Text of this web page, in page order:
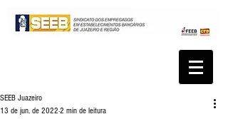
SEEB Juazeiro
13 de jun. de 2022 2 min de leitura